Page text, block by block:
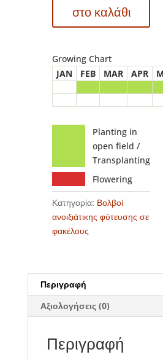
ποσότητα
στο καλάθι
Growing Chart
JAN
FEB MAR APR
Planting in
open field /
Transplanting
Flowering
Κατηγορία: Βολβοί
ανοιξιάτικης φύτευσης σε
φακέλους
Περιγραφή
Αξιολογήσεις (0)
Περιγραφή